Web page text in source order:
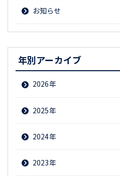
お知らせ
年別アーカイブ
2026
2025
2024
2023